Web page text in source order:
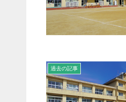
過去の記事